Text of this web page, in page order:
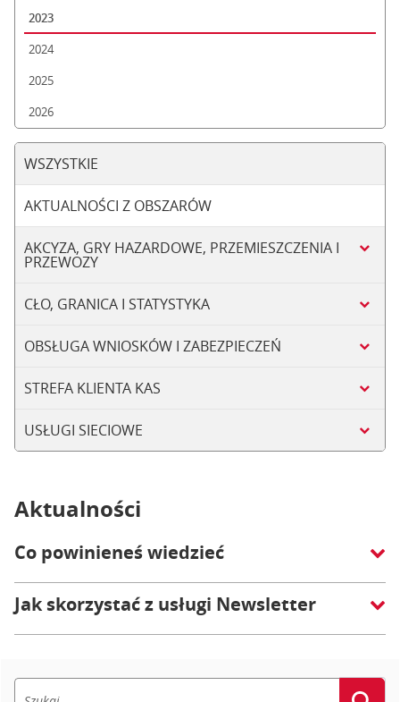
2023
2024
2025
2026
WSZYSTKIE
AKTUALNOŚCI Z OBSZARÓW
AKCYZA, GRY HAZARDOWE, PRZEMIESZCZENIA I
PRZEWOZY
CŁO, GRANICA I STATYSTYKA
OBSŁUGA WNIOSKÓW I ZABEZPIECZEŃ
STREFA KLIENTA KAS
USŁUGI SIECIOWE
Aktualności
Co powinieneś wiedzieć
Jak skorzystać z usługi Newsletter